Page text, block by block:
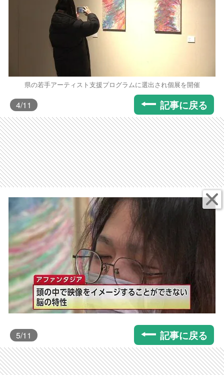
県の若手アーティスト支援プログラムに選出され個展を開催
4/11 記事に戻る
5/11 記事に戻る